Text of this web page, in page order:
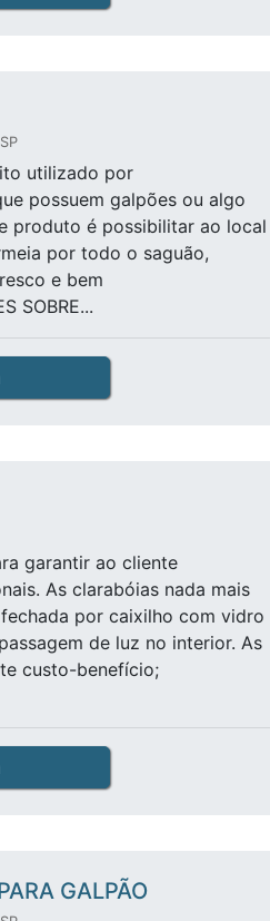
utilizado por
possuem galpões ou algo
produto é possibilitar ao local
por todo o saguão,
e bem
SOBRE...
garantir ao cliente
As clarabóias nada mais
por caixilho com vidro
de luz no interior. As
custo-benefício;
GALPÃO